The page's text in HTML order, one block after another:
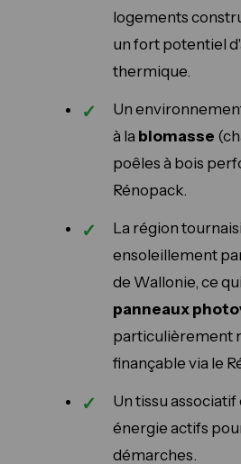
logements
un fort potentiel
thermique.
Un
à la biomasse
poêles à bois
Rénopack.
La région
ensoleillement
de Wallonie, ce
panneaux
particulièrement
finançable via le
Un tissu
énergie actifs
démarches.